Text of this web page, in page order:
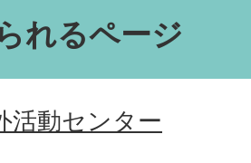
れるページ
活動センター